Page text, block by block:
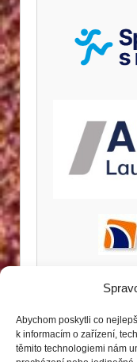
Abychom poskytli co
k informacím o zařízení,
těmito technologiemi nám